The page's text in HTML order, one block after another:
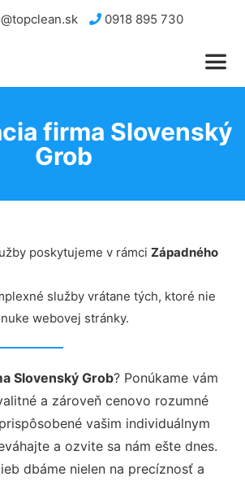
0918 895 730
firma Slovenský
Grob
poskytujeme v rámci Západného
služby vrátane tých, ktoré nie
webovej stránky.
Slovenský Grob? Ponúkame vám
a zároveň cenovo rozumné
vašim individuálnym
a ozvite sa nám ešte dnes.
dbáme nielen na precíznosť a